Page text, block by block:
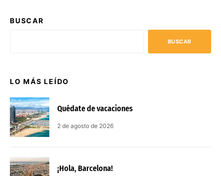
BUSCAR
BUSCAR
LO MÁS LEÍDO
Quédate de vacaciones
2 de agosto de 2026
¡Hola, Barcelona!